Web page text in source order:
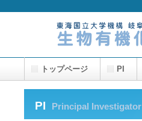
PI Principal Investigator
トップページ PI